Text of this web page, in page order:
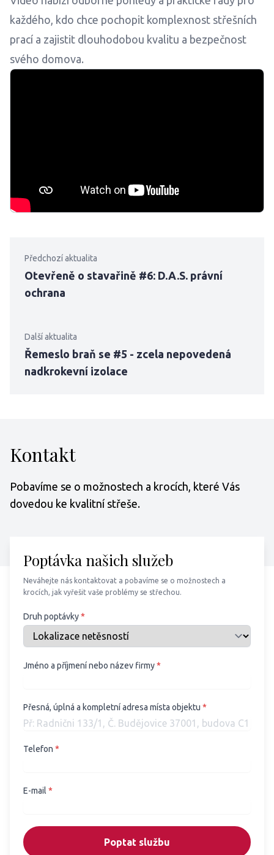
každého, kdo chce pochopit komplexnost střešních
prací a zajistit dlouhodobou kvalitu a bezpečnost
svého domova.
Předchozí aktualita
Otevřeně o stavařině #6: D.A.S. právní
ochrana
Další aktualita
Řemeslo braň se #5 - zcela nepovedená
nadkrokevní izolace
Kontakt
Pobavíme se o možnostech a krocích, které Vás
dovedou ke kvalitní střeše.
Poptávka našich služeb
Neváhejte nás kontaktovat a pobavíme se o možnostech a
krocích, jak vyřešit vaše problémy se střechou.
Druh poptávky*
Jméno a příjmení nebo název firmy*
Přesná, úplná a kompletní adresa místa objektu *
Telefon *
E-mail *
Poptat službu